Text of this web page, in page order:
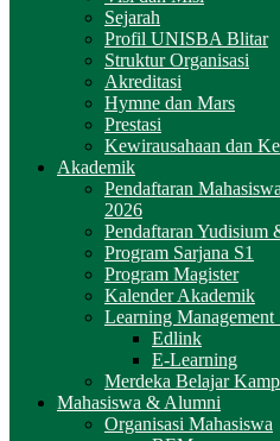
Sejarah
Profil UNISBA Blitar
Struktur Organisasi
Akreditasi
Hymne dan Mars
Prestasi
Kewirausahaan dan
Akademik
Pendaftaran
2026
Pendaftaran Yudisium
Program Sarjana S1
Program Magister
Kalender Akademik
Learning Management
Edlink
E-Learning
Merdeka Belajar
Mahasiswa & Alumni
Organisasi Mahasiswa